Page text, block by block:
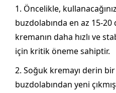
Öncelikle,
buzdolabında en az 15-
kremanın daha hızlı ve
için kritik öneme sahiptir.
Soğuk kremayı derin bir
buzdolabından yeni